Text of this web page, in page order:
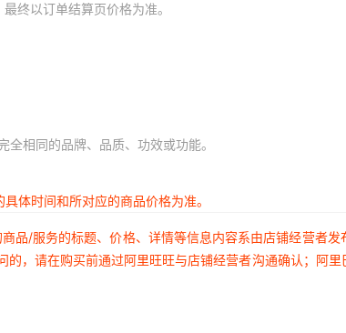
终以订单结算页价格为准。
相同的品牌、品质、功效或功能。
体时间和所对应的商品价格为准。
品/服务的标题、价格、详情等信息内容系由店铺经营者
，请在购买前通过阿里旺旺与店铺经营者沟通确认；阿